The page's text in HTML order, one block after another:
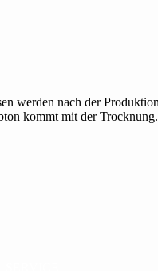
werden nach der
kommt mit der